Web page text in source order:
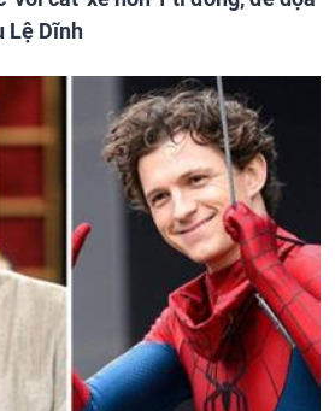
Lệ Dĩnh